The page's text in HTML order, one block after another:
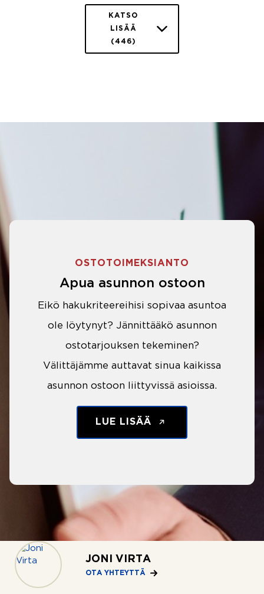
JONI VIRTA
OTA YHTEYTTÄ
KATSO
LISÄÄ
(446)
OSTOTOIMEKSIANTO
Apua asunnon ostoon
Eikö hakukriteereihisi sopivaa asuntoa
ole löytynyt? Jännittääkö asunnon
ostotarjouksen tekeminen?
Välittäjämme auttavat sinua kaikissa
asunnon ostoon liittyvissä asioissa.
LUE LISÄÄ